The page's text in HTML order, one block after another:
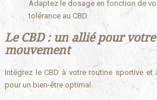
Adaptez le dosage en fonction de
tolérance au CBD.
Le CBD : un allié pour
mouvement
Intégrez le CBD à votre routine sportive
pour un bien-être optimal.